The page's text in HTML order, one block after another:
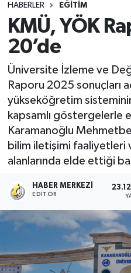
HABERLER EĞITIM
KMÜ, YÖK
20’de
Üniversite İzleme ve
Raporu 2025 sonuçları
yükseköğretim
kapsamlı göstergelerle
Karamanoğlu
bilim iletişimi faaliyetleri
alanlarında elde ettiği
HABER MERKEZI
EDITÖR
Ulusal Haberler
Vefat Edenler